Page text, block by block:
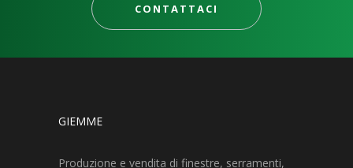
CONTATTACI
GIEMME
Produzione e vendita di finestre, serramenti,